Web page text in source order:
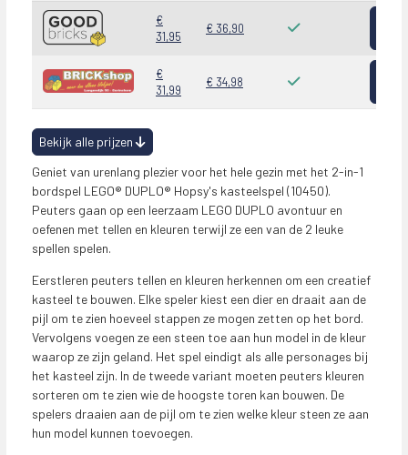
€
31,95
€ 36,90
€
31,99
€ 34,98
Bekijk alle prijzen
Geniet van urenlang plezier voor het hele gezin met het 2-in-1
bordspel LEGO® DUPLO® Hopsy's kasteelspel (10450).
Peuters gaan op een leerzaam LEGO DUPLO avontuur en
oefenen met tellen en kleuren terwijl ze een van de 2 leuke
spellen spelen.
Eerstleren peuters tellen en kleuren herkennen om een creatief
kasteel te bouwen. Elke speler kiest een dier en draait aan de
pijl om te zien hoeveel stappen ze mogen zetten op het bord.
Vervolgens voegen ze een steen toe aan hun model in de kleur
waarop ze zijn geland. Het spel eindigt als alle personages bij
het kasteel zijn. In de tweede variant moeten peuters kleuren
sorteren om te zien wie de hoogste toren kan bouwen. De
spelers draaien aan de pijl om te zien welke kleur steen ze aan
hun model kunnen toevoegen.